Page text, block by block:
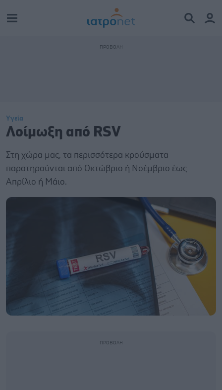
Υγεία
Λοίμωξη από RSV
Στη χώρα μας, τα περισσότερα κρούσματα
παρατηρούνται από Οκτώβριο ή Νοέμβριο έως
Απρίλιο ή Μάιο.